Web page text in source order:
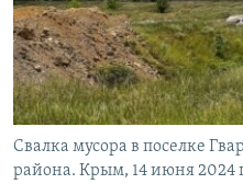
Свалка мусора в поселке
района. Крым, 14 июня 2024